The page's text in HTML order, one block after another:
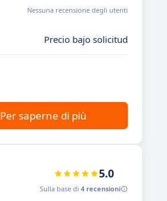
Nessuna recensione degli utenti
Precio bajo solicitud
Per saperne di più
5.0
Sulla base di 4 recensioni